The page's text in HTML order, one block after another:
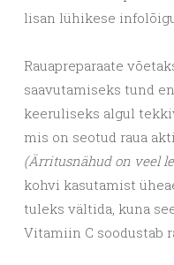
lisan lühikese
Rauapreparaate
saavutamiseks tund
keeruliseks algul
mis on seotud raua
(Ärritusnähud on veel
kohvi kasutamist
tuleks vältida, kuna
Vitamiin C soodustab